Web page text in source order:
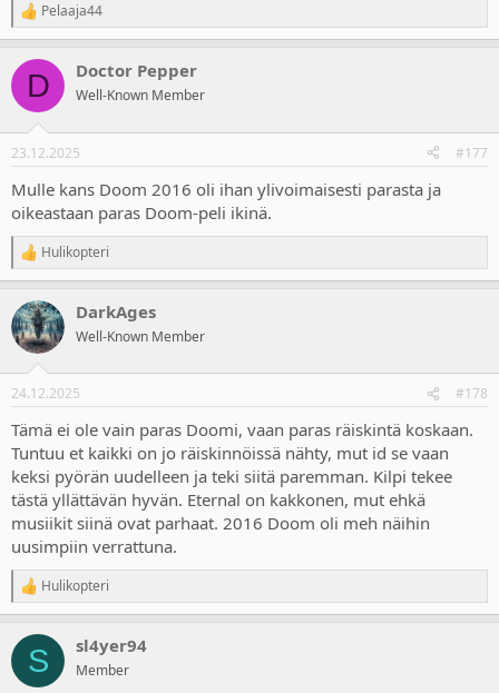
R
e
c
i
s
Pelaaja44
D Doctor Pepper
Well-Known Member
23.12.2025 #177
Mulle kans Doom 2016 oli ihan ylivoimaisesti parasta ja
oikeastaan paras Doom-peli ikinä.
R
e
c
t
i
s
Hulikopteri
DarkAges
Well-Known Member
24.12.2025 #178
Tämä ei ole vain paras Doomi, vaan paras räiskintä koskaan.
Tuntuu et kaikki on jo räiskinnöissä nähty, mut id se vaan
keksi pyörän uudelleen ja teki siitä paremman. Kilpi tekee
tästä yllättävän hyvän. Eternal on kakkonen, mut ehkä
musiikit siinä ovat parhaat. 2016 Doom oli meh näihin
uusimpiin verrattuna.
R
e
c
i
Hulikopteri
S sl4yer94
Member